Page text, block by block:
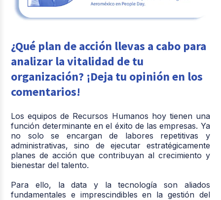
¿Qué plan de acción llevas a cabo para
analizar la vitalidad de tu
organización? ¡Deja tu opinión en los
comentarios!
Los equipos de Recursos Humanos hoy tienen una
función determinante en el éxito de las empresas. Ya
no solo se encargan de labores repetitivas y
administrativas, sino de ejecutar estratégicamente
planes de acción que contribuyan al crecimiento y
bienestar del talento.
Para ello, la data y la tecnología son aliados
fundamentales e imprescindibles en la gestión del